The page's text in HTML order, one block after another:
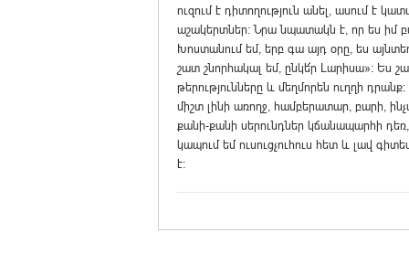
ուզում է դիտողություն անել, ասում է
աշակերտներ: Նրա նպատակն է, որ ես իմ
Խոստանում եմ, երբ գա այդ օրը, ես
շատ շնորհակալ եմ, ընկե՜ր Լարիսա»: Ես
թերությունները և մեղմորեն ուղղի
միշտ լինի առողջ, համբերատար, բարի,
քանի-քանի սերունդներ կճանապարհի
կապում եմ ուսուցչուհուս հետ և լավ
է: